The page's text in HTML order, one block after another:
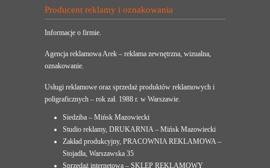
Producent reklamy i oznakowania
Informacje o firmie.
Agencja reklamowa Arek – reklama zewnętrzna, wizualna,
oznakowanie.
Usługi reklamowe oraz sprzedaż produktów reklamowych i
poligraficznych – rok zał. 1988 r. w Warszawie.
Siedziba – Mińsk Mazowiecki
Studio reklamy, DRUKARNIA – Mińsk Mazowiecki
Zakład produkcyjny, PRACOWNIA REKLAMOWA –
Stojadła, Warszawska 35
Sprzedaż internetowa – SKLEP REKLAMOWY